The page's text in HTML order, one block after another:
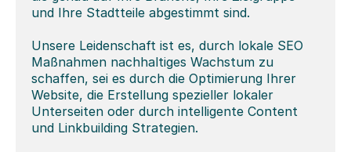
und Ihre Stadtteile abgestimmt sind.
Unsere Leidenschaft ist es, durch lokale SEO
Maßnahmen nachhaltiges Wachstum zu
schaffen, sei es durch die Optimierung Ihrer
Website, die Erstellung spezieller lokaler
Unterseiten oder durch intelligente Content
und Linkbuilding Strategien.